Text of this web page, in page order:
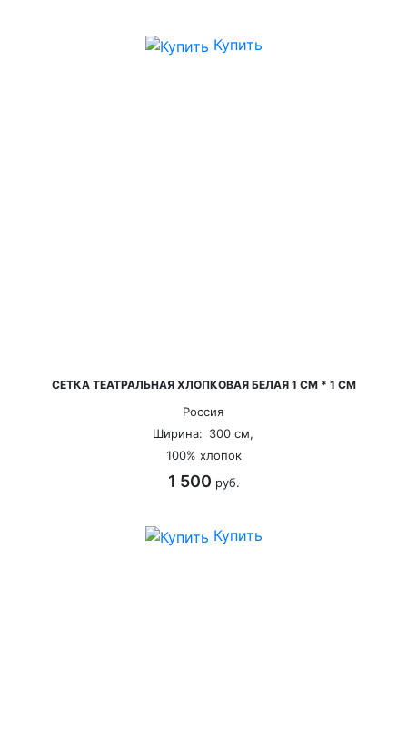
Купить
СЕТКА ТЕАТРАЛЬНАЯ ХЛОПКОВАЯ БЕЛАЯ 1 СМ * 1 СМ
Россия
Ширина: 300 см,
100% хлопок
1 500руб.
Купить